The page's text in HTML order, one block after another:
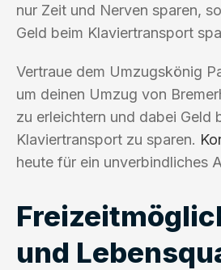
nur Zeit und Nerven sparen,
Geld beim Klaviertransport
Vertraue dem Umzugskönig
um deinen Umzug von
zu erleichtern und dabei Geld
Klaviertransport zu sparen.
heute für ein unverbindliches
und